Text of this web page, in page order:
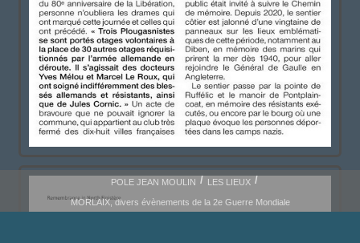
POLE JEAN MOULIN LES LIEUX
MORLAIX, divers évènements de la 2e Guerre Mondiale